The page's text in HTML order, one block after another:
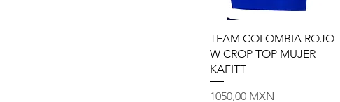
Vista rápida
TEAM COLOMBIA ROJO
W CROP TOP MUJER
KAFITT
Precio
1050,00 MXN